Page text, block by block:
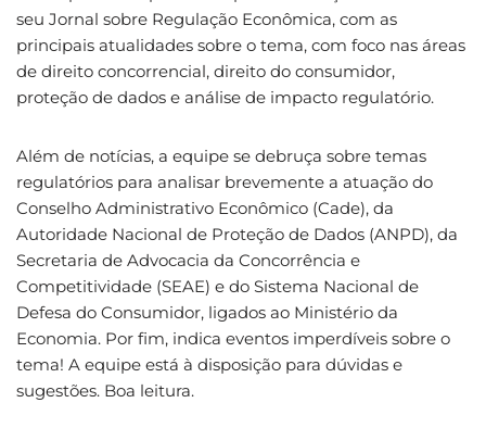
seu Jornal sobre Regulação Econômica, com as
principais atualidades sobre o tema, com foco nas áreas
de direito concorrencial, direito do consumidor,
proteção de dados e análise de impacto regulatório.
Além de notícias, a equipe se debruça sobre temas
regulatórios para analisar brevemente a atuação do
Conselho Administrativo Econômico (Cade), da
Autoridade Nacional de Proteção de Dados (ANPD), da
Secretaria de Advocacia da Concorrência e
Competitividade (SEAE) e do Sistema Nacional de
Defesa do Consumidor, ligados ao Ministério da
Economia. Por fim, indica eventos imperdíveis sobre o
tema! A equipe está à disposição para dúvidas e
sugestões. Boa leitura.